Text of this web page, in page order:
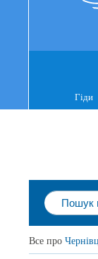
Гіди
Все про